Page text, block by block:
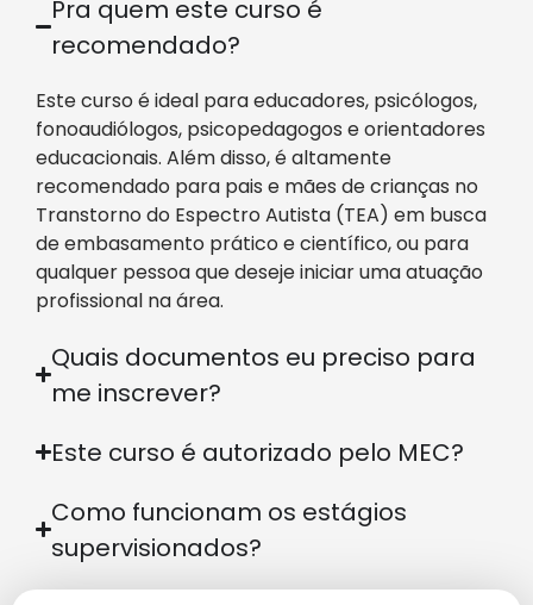
Pra quem este curso é
recomendado?
Este curso é ideal para educadores, psicólogos,
fonoaudiólogos, psicopedagogos e orientadores
educacionais. Além disso, é altamente
recomendado para pais e mães de crianças no
Transtorno do Espectro Autista (TEA) em busca
de embasamento prático e científico, ou para
qualquer pessoa que deseje iniciar uma atuação
profissional na área.
Quais documentos eu preciso para
me inscrever?
Este curso é autorizado pelo MEC?
Como funcionam os estágios
supervisionados?